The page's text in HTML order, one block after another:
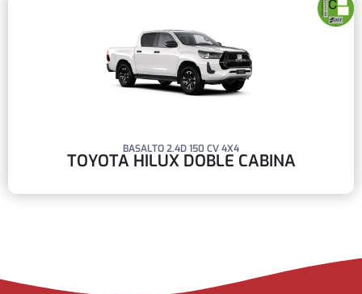
BASALTO 2.4D 150 CV 4X4
TOYOTA HILUX DOBLE CABINA